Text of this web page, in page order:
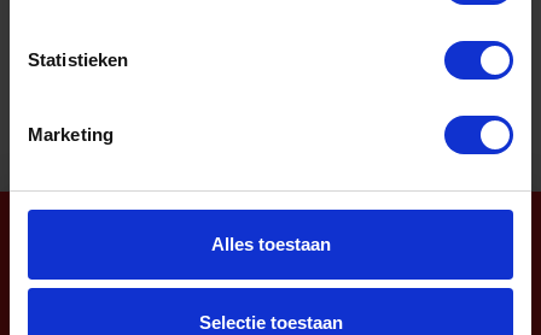
Statistieken
Marketing
Alles toestaan
Selectie toestaan